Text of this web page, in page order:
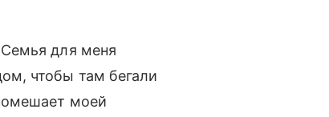
Семья для меня
чтобы там бегали
моей